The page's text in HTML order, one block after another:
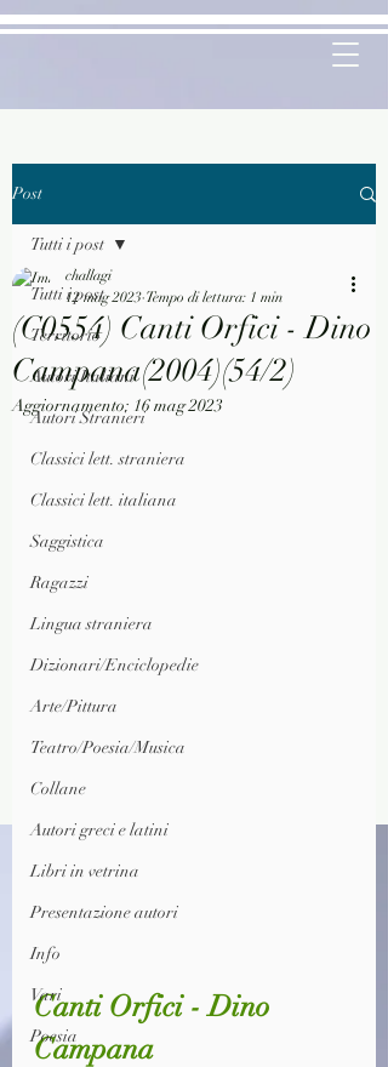
Post
Tutti i post
Territorio
Autori Italiani
Autori Stranieri
Classici lett. straniera
Classici lett. italiana
Saggistica
Ragazzi
Lingua straniera
Dizionari/Enciclopedie
Arte/Pittura
Teatro/Poesia/Musica
Collane
Autori greci e latini
Libri in vetrina
Presentazione autori
Info
Vari
Poesia
Tutti i post
(C0554) Canti Orfici - Dino
Campana(2004)(54/2)
challagi
12 mag 2023 Tempo di lettura: 1 min
Aggiornamento: 16 mag 2023
Canti Orfici - Dino
Campana